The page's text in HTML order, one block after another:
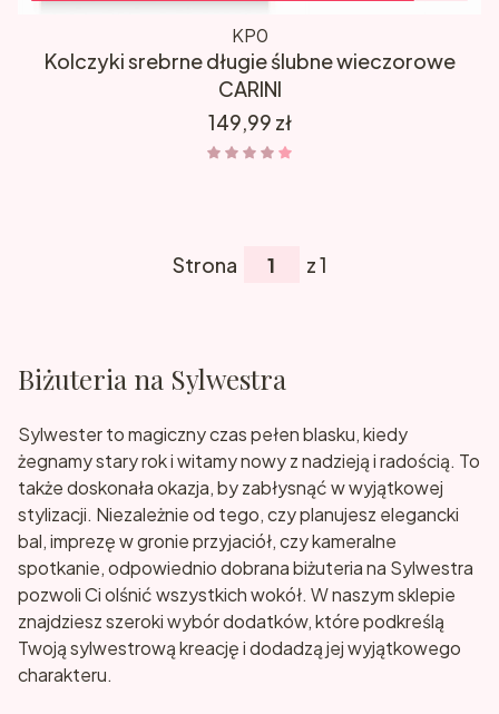
KP0
Kolczyki srebrne długie ślubne wieczorowe
CARINI
Cena
149,99 zł
Strona z 1
Biżuteria na Sylwestra
Sylwester to magiczny czas pełen blasku, kiedy
żegnamy stary rok i witamy nowy z nadzieją i radością. To
także doskonała okazja, by zabłysnąć w wyjątkowej
stylizacji. Niezależnie od tego, czy planujesz elegancki
bal, imprezę w gronie przyjaciół, czy kameralne
spotkanie, odpowiednio dobrana biżuteria na Sylwestra
pozwoli Ci olśnić wszystkich wokół. W naszym sklepie
znajdziesz szeroki wybór dodatków, które podkreślą
Twoją sylwestrową kreację i dodadzą jej wyjątkowego
charakteru.